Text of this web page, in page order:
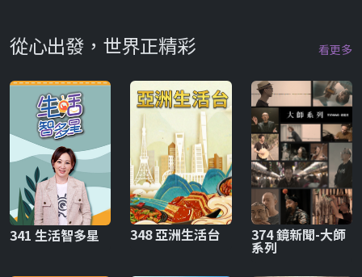
從心出發，世界正精彩 看更多
341 生活智多星 348 亞洲生活台 374 鏡新聞-大師
系列